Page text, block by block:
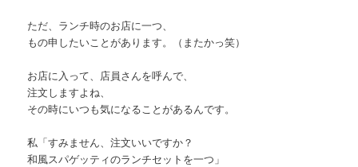
ただ、ランチ時のお店に一つ、
もの申したいことがあります。（またかっ笑）
お店に入って、店員さんを呼んで、
注文しますよね、
その時にいつも気になることがあるんです。
私「すみません、注文いいですか？
和風スパゲッティのランチセットを一つ」